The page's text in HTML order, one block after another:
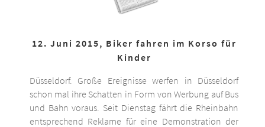
12. Juni 2015, Biker fahren im Korso für
Kinder
Düsseldorf. Große Ereignisse werfen in Düsseldorf
schon mal ihre Schatten in Form von Werbung auf Bus
und Bahn voraus. Seit Dienstag fährt die Rheinbahn
entsprechend Reklame für eine Demonstration der